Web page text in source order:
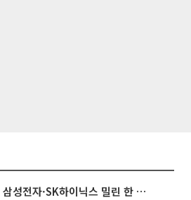
[베스트&워스트] 삼성전자·SK하이닉스 밀린 한 주…상상인증권은 85% 급등